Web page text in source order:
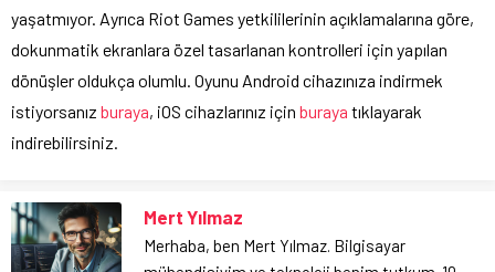
yaşatmıyor. Ayrıca Riot Games yetkililerinin açıklamalarına göre,
dokunmatik ekranlara özel tasarlanan kontrolleri için yapılan
dönüşler oldukça olumlu. Oyunu Android cihazınıza indirmek
istiyorsanız buraya, iOS cihazlarınız için buraya tıklayarak
indirebilirsiniz.
Mert Yılmaz
Merhaba, ben Mert Yılmaz. Bilgisayar